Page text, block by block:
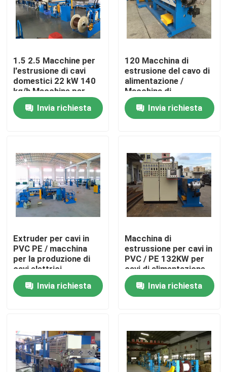
Casa.
Prodotti
Su di noi
Visita alla fabbrica
Controllo della qualità
Contattaci
Macchine per estrusore di cavi
Macchine per estrusore di filo
1.5 2.5 Macchine per
l'estrusione di cavi
domestici 22 kW 140
kg/h Macchine per
l'estrusione di fili
Invia richiesta
120 Macchina di
estrusione del cavo di
alimentazione /
Macchina di
estrusione industriale
Invia richiesta
Extruder per cavi in
PVC PE / macchina
per la produzione di
cavi elettrici
Invia richiesta
Macchina di
estrussione per cavi in
PVC / PE 132KW per
cavi di alimentazione
4*120
Invia richiesta